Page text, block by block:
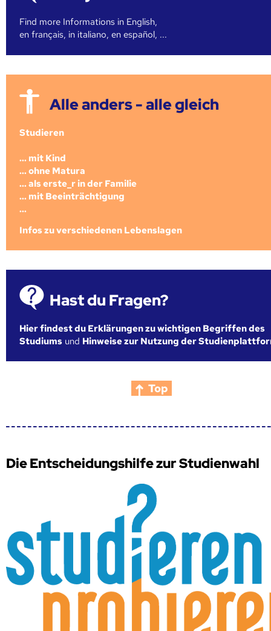
Find more Informations in English,
en français, in italiano, en español, ...
Alle anders - alle gleich
Studieren
... mit Kind
... ohne Matura
... als erste_r in der Familie
... mit Beeinträchtigung
...
Infos zu verschiedenen Lebenslagen
Hast du Fragen?
Hier findest du Erklärungen zu wichtigen Begriffen des
Studiums und Hinweise zur Nutzung der
Top
Die Entscheidungshilfe zur Studienwahl